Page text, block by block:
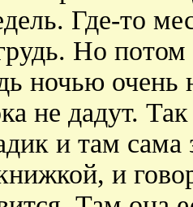
Где-то
Но
ночью
не дадут.
и там сама
и